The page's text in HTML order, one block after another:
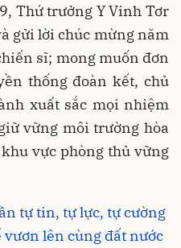
Thứ trưởng Y Vinh Tơr
gửi lời chúc mừng năm
sĩ; mong muốn đơn
thống đoàn kết, chủ
xuất sắc mọi nhiệm
vững môi trường hòa
vực phòng thủ vững
tự tin, tự lực, tự cường
vươn lên cùng đất nước